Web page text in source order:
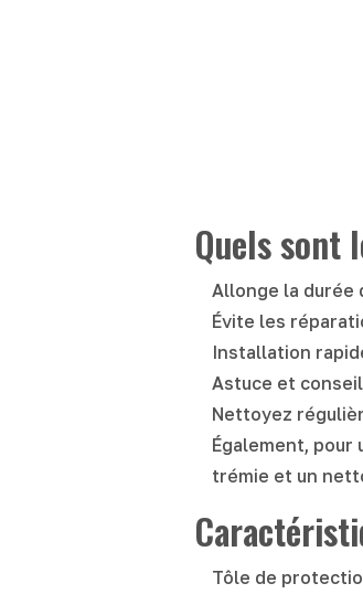
Quels sont
Allonge la durée
Évite les
Installation
Astuce et
Nettoyez
Également,
trémie et un
Tôle de